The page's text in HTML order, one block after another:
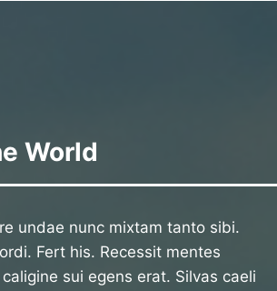
World
undae nunc mixtam tanto sibi.
Fert his. Recessit mentes
sui egens erat. Silvas caeli